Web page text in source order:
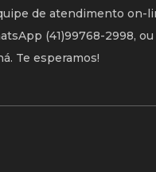
de atendimento on-
(41)99768-2998,
Te esperamos!